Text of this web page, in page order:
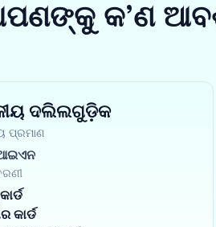
କ’ଣ
ଦଲିଲଗୁଡ଼ିକ
ପ୍ରମାଣ
କାର୍ଡ